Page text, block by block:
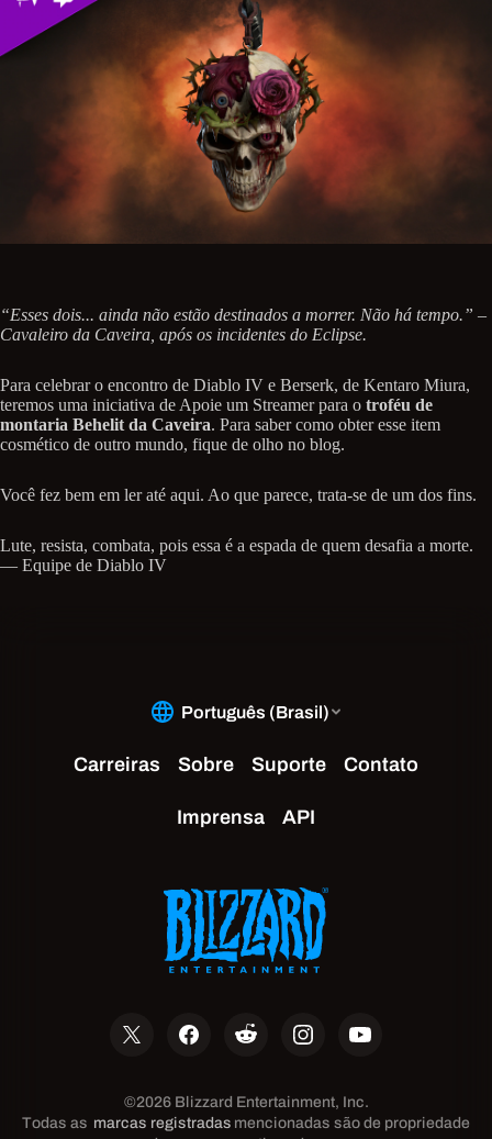
“Esses dois... ainda não estão destinados a morrer. Não há tempo.” –
Cavaleiro da Caveira, após os incidentes do Eclipse.
Para celebrar o encontro de Diablo IV e Berserk, de Kentaro Miura,
teremos uma iniciativa de Apoie um Streamer para o troféu de
montaria Behelit da Caveira. Para saber como obter esse item
cosmético de outro mundo, fique de olho no blog.
Você fez bem em ler até aqui. Ao que parece, trata-se de um dos fins.
Lute, resista, combata, pois essa é a espada de quem desafia a morte.
— Equipe de Diablo IV